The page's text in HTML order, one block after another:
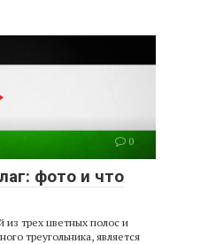
0
фото и что
из трех цветных полос и
треугольника, является